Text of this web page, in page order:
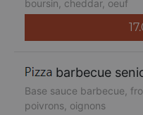
boursin, cheddar, oeuf
barbecue
Base sauce barbecue,
poivrons, oignons